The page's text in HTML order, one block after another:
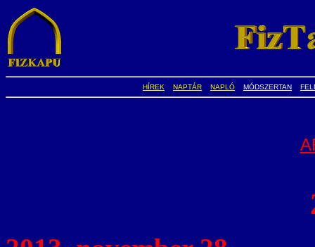
HÍREK NAPTÁR NAPLÓ MÓDSZERTAN